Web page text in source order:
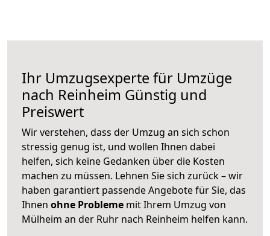
Ihr Umzugsexperte für Umzüge
nach Reinheim Günstig und
Preiswert
Wir verstehen, dass der Umzug an sich schon
stressig genug ist, und wollen Ihnen dabei
helfen, sich keine Gedanken über die Kosten
machen zu müssen. Lehnen Sie sich zurück – wir
haben garantiert passende Angebote für Sie, das
Ihnen ohne Probleme mit Ihrem Umzug von
Mülheim an der Ruhr nach Reinheim helfen kann.